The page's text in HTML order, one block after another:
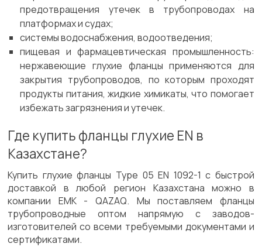
предотвращения утечек в трубопроводах на
платформах и судах;
системы водоснабжения, водоотведения;
пищевая и фармацевтическая промышленность:
нержавеющие глухие фланцы применяются для
закрытия трубопроводов, по которым проходят
продукты питания, жидкие химикаты, что помогает
избежать загрязнения и утечек.
Где купить фланцы глухие EN в
Казахстане?
Купить глухие фланцы Type 05 EN 1092-1 с быстрой
доставкой в любой регион Казахстана можно в
компании ЕМК - QAZAQ. Мы поставляем фланцы
трубопроводные оптом напрямую с заводов-
изготовителей со всеми требуемыми документами и
сертификатами.